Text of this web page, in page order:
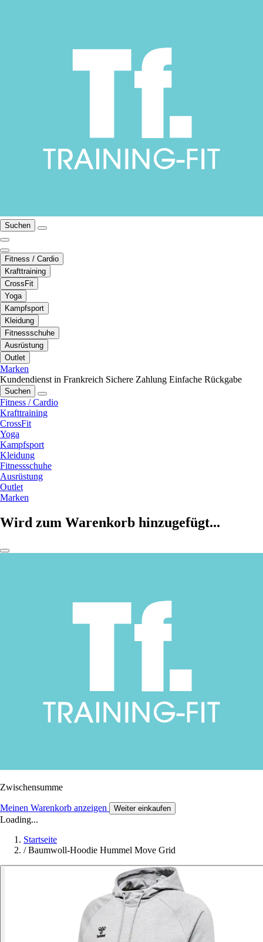
Suchen
Fitness / Cardio
Krafttraining
CrossFit
Yoga
Kampfsport
Kleidung
Fitnessschuhe
Ausrüstung
Outlet
Marken
Kundendienst in Frankreich Sichere Zahlung Einfache Rückgabe
Suchen
Fitness / Cardio
Krafttraining
CrossFit
Yoga
Kampfsport
Kleidung
Fitnessschuhe
Ausrüstung
Outlet
Marken
Wird zum Warenkorb hinzugefügt...
Zwischensumme
Meinen Warenkorb anzeigen Weiter einkaufen
Loading...
Startseite
/ Baumwoll-Hoodie Hummel Move Grid